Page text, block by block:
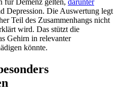
Depression. Die Auswertung legt
Teil des Zusammenhangs nicht
wird. Das stützt die
Gehirn in relevanter
könnte.